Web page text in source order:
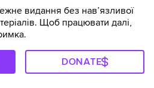
видання без навʼязливої
Щоб працювати далі,
DONATE